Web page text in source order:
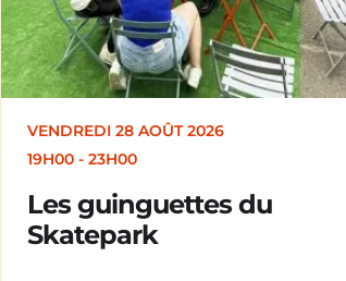
VENDREDI 28 AOÛT 2026
19H30
Merle [Un dernier
d’été : festival